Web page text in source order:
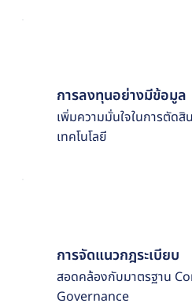
การลงทุนอย่างมีข้อมูล
เพิ่มความมั่นใจในการตัดสิ
เทคโนโลยี
การจัดแนวกฎระเบียบ
สอดคล้องกับมาตรฐาน
Governance